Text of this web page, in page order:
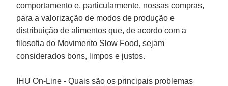
comportamento e, particularmente, nossas compras,
para a valorização de modos de produção e
distribuição de alimentos que, de acordo com a
filosofia do Movimento Slow Food, sejam
considerados bons, limpos e justos.
IHU On-Line - Quais são os principais problemas